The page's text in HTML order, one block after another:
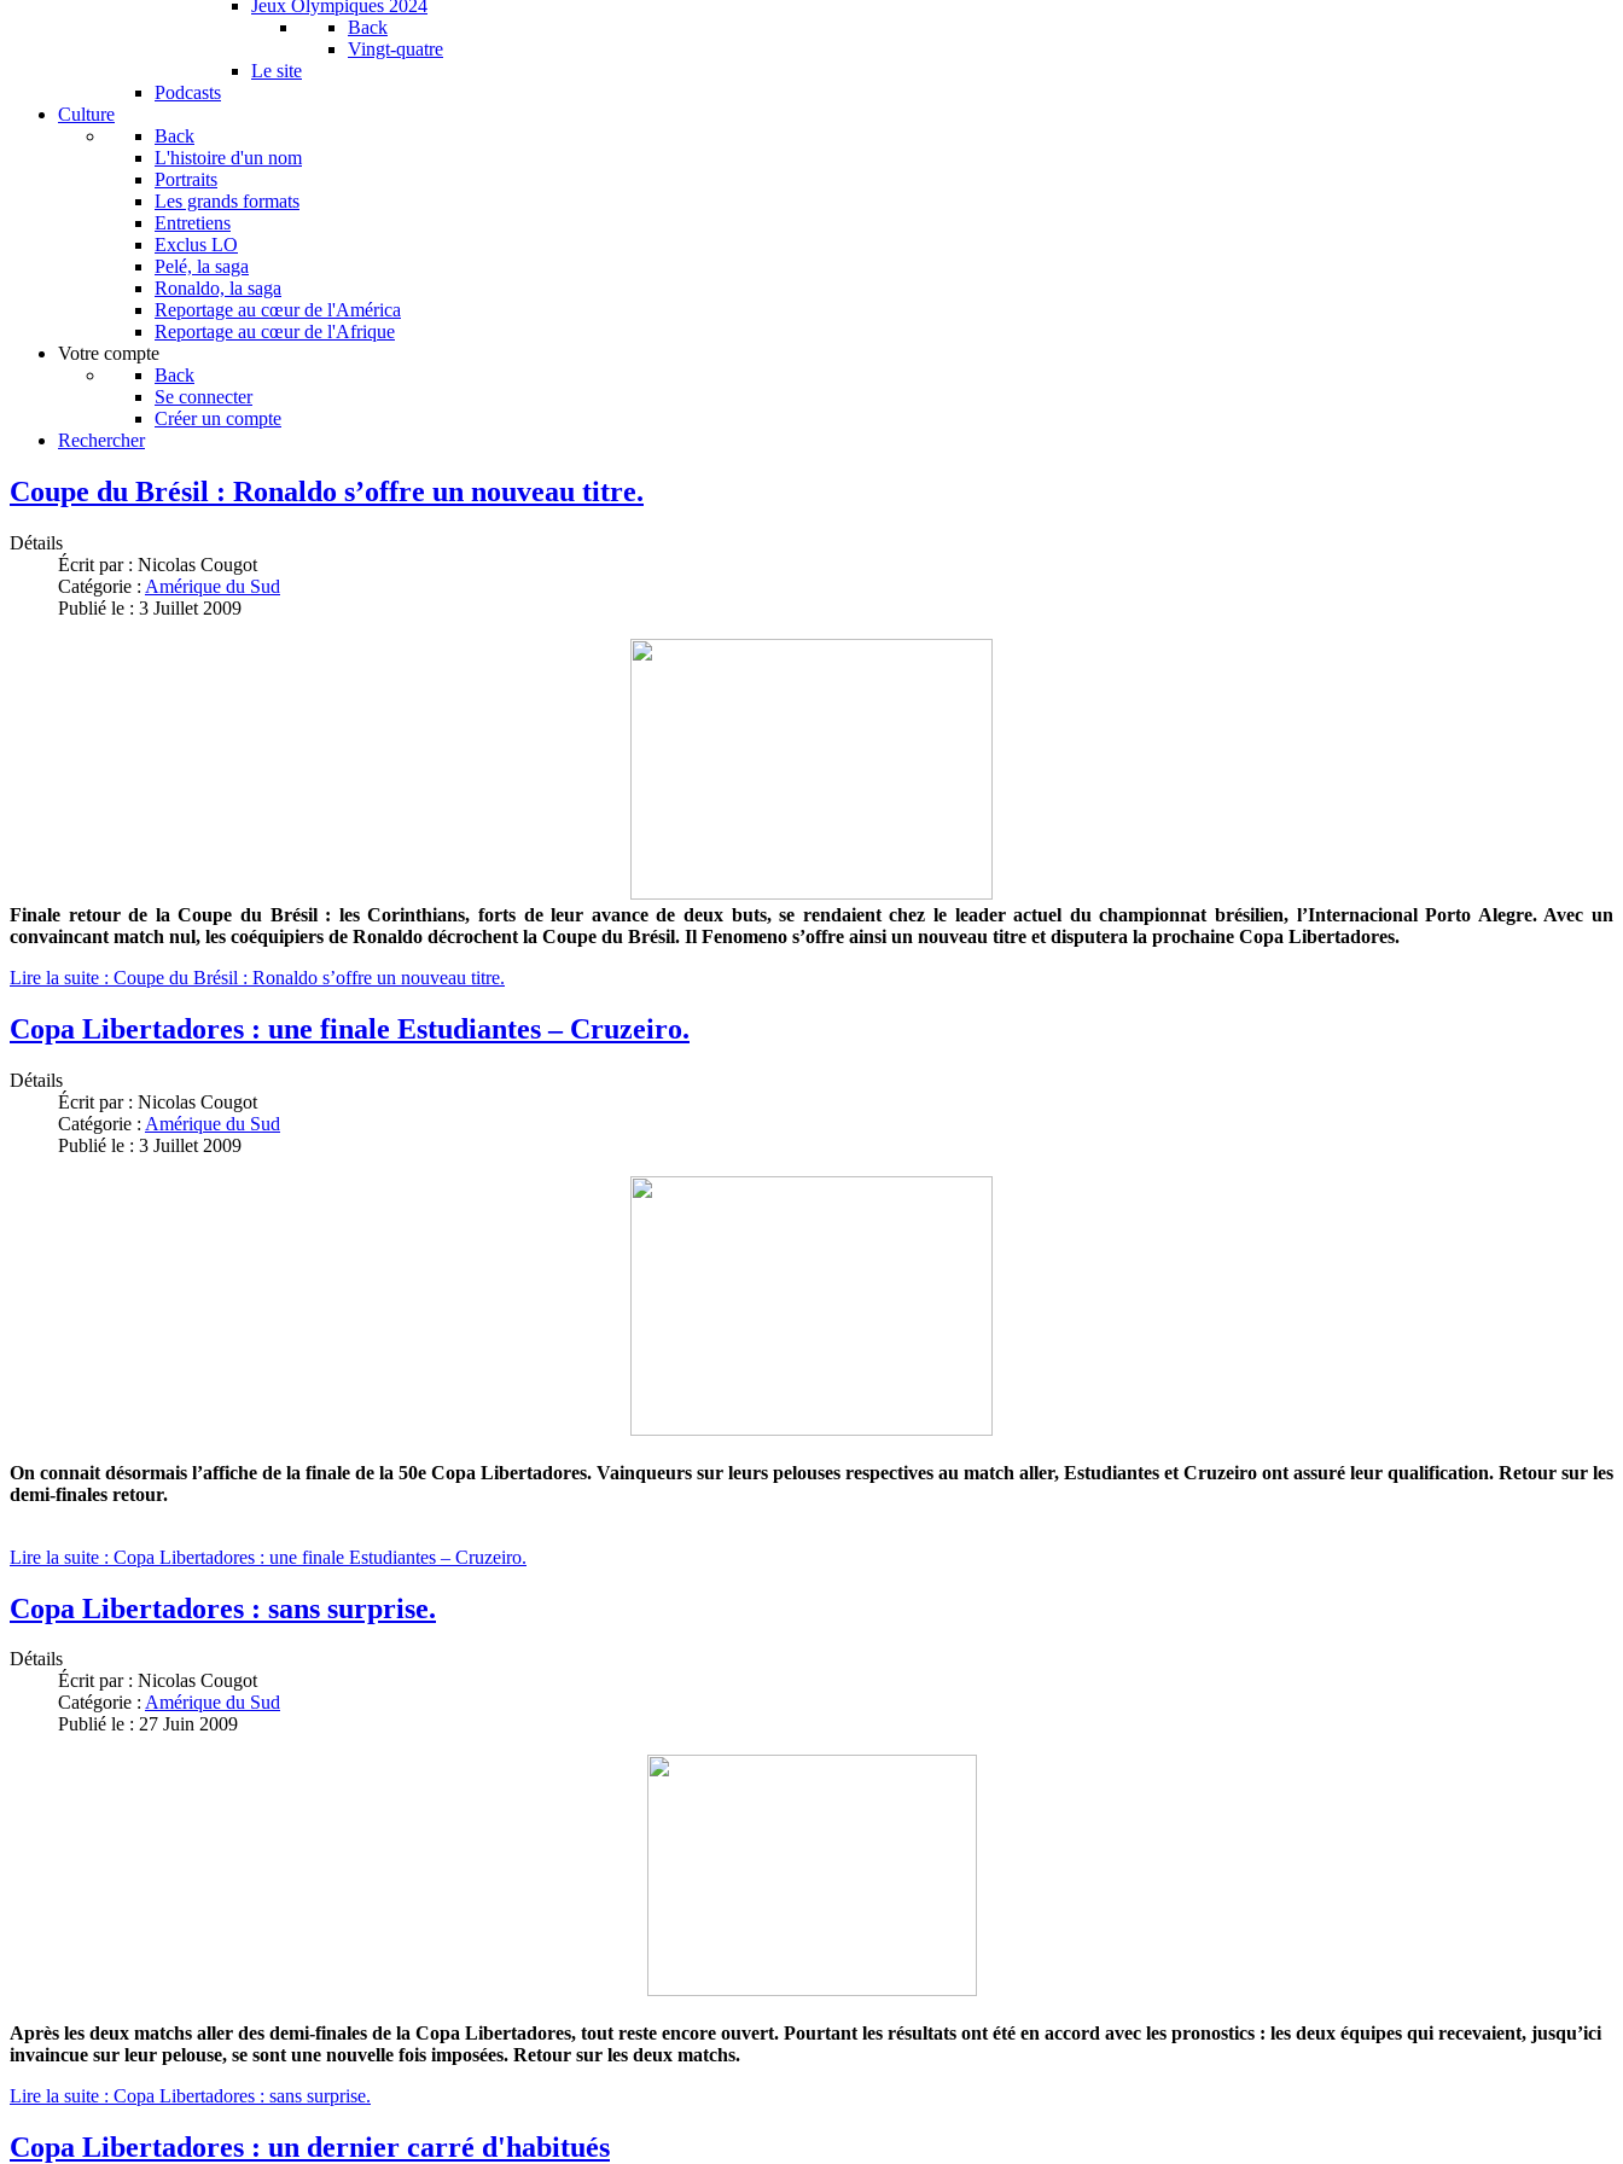
Jeux Olympiques 2024
Back
Vingt-quatre
Le site
Podcasts
Culture
Back
L'histoire d'un nom
Portraits
Les grands formats
Entretiens
Exclus LO
Pelé, la saga
Ronaldo, la saga
Reportage au cœur de l'América
Reportage au cœur de l'Afrique
Votre compte
Back
Se connecter
Créer un compte
Rechercher
Coupe du Brésil : Ronaldo s’offre un nouveau titre.
Détails
Écrit par : Nicolas Cougot
Catégorie : Amérique du Sud
Publié le : 3 Juillet 2009
Finale retour de la Coupe du Brésil : les Corinthians, forts de leur avance de deux buts, se rendaient chez le leader actuel du championnat brésilien, l’Internacional Porto Alegre. Avec un
convaincant match nul, les coéquipiers de Ronaldo décrochent la Coupe du Brésil. Il Fenomeno s’offre ainsi un nouveau titre et disputera la prochaine Copa Libertadores.
Lire la suite : Coupe du Brésil : Ronaldo s’offre un nouveau titre.
Copa Libertadores : une finale Estudiantes – Cruzeiro.
Détails
Écrit par : Nicolas Cougot
Catégorie : Amérique du Sud
Publié le : 3 Juillet 2009
On connait désormais l’affiche de la finale de la 50e Copa Libertadores. Vainqueurs sur leurs pelouses respectives au match aller, Estudiantes et Cruzeiro ont assuré leur qualification. Retour sur les
demi-finales retour.
Lire la suite : Copa Libertadores : une finale Estudiantes – Cruzeiro.
Copa Libertadores : sans surprise.
Détails
Écrit par : Nicolas Cougot
Catégorie : Amérique du Sud
Publié le : 27 Juin 2009
Après les deux matchs aller des demi-finales de la Copa Libertadores, tout reste encore ouvert. Pourtant les résultats ont été en accord avec les pronostics : les deux équipes qui recevaient, jusqu’ici
invaincue sur leur pelouse, se sont une nouvelle fois imposées. Retour sur les deux matchs.
Lire la suite : Copa Libertadores : sans surprise.
Copa Libertadores : un dernier carré d'habitués